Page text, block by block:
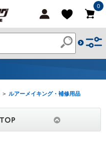
0
> ルアーメイキング・補修用品